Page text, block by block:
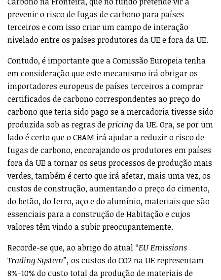
prevenir o risco de fugas de carbono para países
terceiros e com isso criar um campo de interação
nivelado entre os países produtores da UE e fora da UE.
Contudo, é importante que a Comissão Europeia tenha
em consideração que este mecanismo irá obrigar os
importadores europeus de países terceiros a comprar
certificados de carbono correspondentes ao preço do
carbono que teria sido pago se a mercadoria tivesse sido
produzida sob as regras de pricing da UE. Ora, se por um
lado é certo que o CBAM irá ajudar a reduzir o risco de
fugas de carbono, encorajando os produtores em países
fora da UE a tornar os seus processos de produção mais
verdes, também é certo que irá afetar, mais uma vez, os
custos de construção, aumentando o preço do cimento,
do betão, do ferro, aço e do alumínio, materiais que são
essenciais para a construção de Habitação e cujos
valores têm vindo a subir preocupantemente.
Recorde-se que, ao abrigo do atual “EU Emissions
Trading System”, os custos do CO2 na UE representam
8%-10% do custo total da produção de materiais de